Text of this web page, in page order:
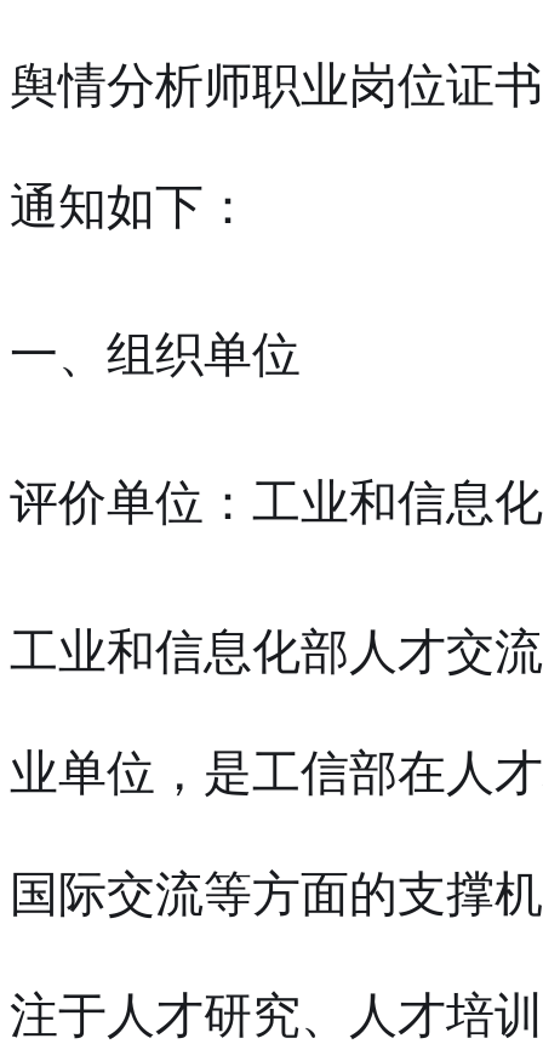
舆情分析师职业岗位证
通知如下：
一、组织单位
评价单位：工业和信息
工业和信息化部人才交
业单位，是工信部在人
国际交流等方面的支撑
注于人才研究、人才培